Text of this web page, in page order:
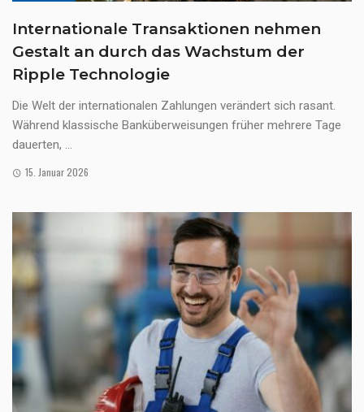
Internationale Transaktionen nehmen
Gestalt an durch das Wachstum der
Ripple Technologie
Die Welt der internationalen Zahlungen verändert sich rasant.
Während klassische Banküberweisungen früher mehrere Tage
dauerten, ...
15. Januar 2026